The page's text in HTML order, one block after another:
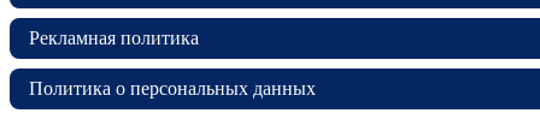
Рекламная политика
Политика о персональных данных